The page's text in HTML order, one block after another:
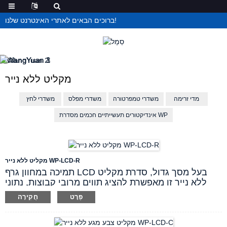
ברוכים הבאים לאתרי האינטרנט שלנו!
מקליט ללא נייר
משדרי לחץ משדרי מפלס משדרי טמפרטורה מדי זרימה
אינדיקטורים תעשייתיים חכמים מסדרת WP
מקליט ללא נייר WP-LCD-R
תמיכה במחוון גרף LCD בעל מסך גדול, סדרת מקליט
ללא נייר זו מאפשרת להציג תווים מרובי קבוצות, נתוני
פרמטרים, גרף עמודות באחוזים, מצב אזעקה/פלט,
עקומת זמן אמת דינמית ופרמטר עקומת היסטוריה במסך
למדפסת במהירות של 28.8kbps.
חֲקִירָה פְּרָט